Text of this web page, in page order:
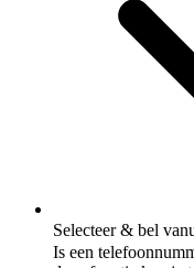
Selecteer & bel
Is een